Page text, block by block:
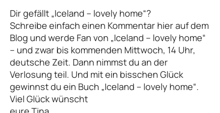
Dir gefällt „Iceland – lovely home“?
Schreibe einfach einen Kommentar hier auf dem
Blog und werde Fan von „Iceland – lovely home“
– und zwar bis kommenden Mittwoch, 14 Uhr,
deutsche Zeit. Dann nimmst du an der
Verlosung teil. Und mit ein bisschen Glück
gewinnst du ein Buch „Iceland – lovely home“.
Viel Glück wünscht